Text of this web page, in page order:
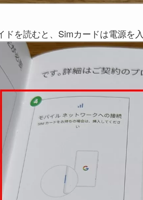
ドを読むと、Simカードは電源を